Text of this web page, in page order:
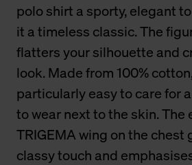
polo shirt a sporty, elegant
it a timeless classic. The
flatters your silhouette and
look. Made from 100%
particularly easy to care for
to wear next to the skin. The
TRIGEMA wing on the chest
classy touch and